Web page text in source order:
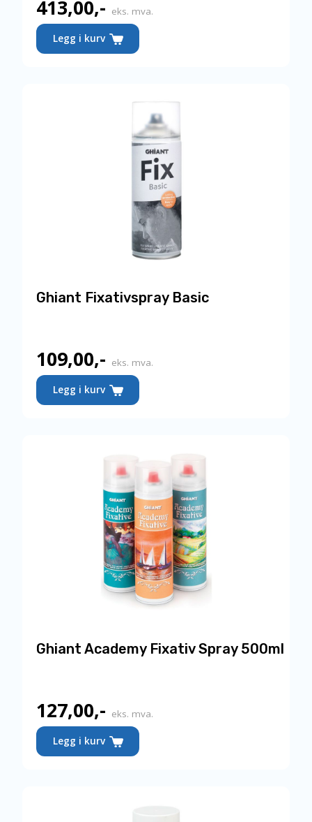
413,00,- eks. mva.
Legg i kurv
Ghiant Fixativspray Basic
109,00,- eks. mva.
Legg i kurv
Ghiant Academy Fixativ Spray 500ml
127,00,- eks. mva.
Legg i kurv